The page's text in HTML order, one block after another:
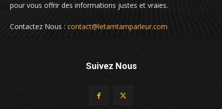
pour vous offrir des informations justes et vraies.
Contactez Nous : contact@letamtamparleur.com
Suivez Nous